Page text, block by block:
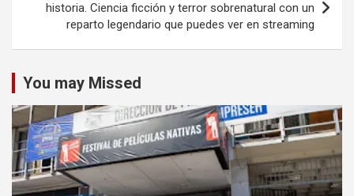
historia. Ciencia ficción y terror sobrenatural con un
reparto legendario que puedes ver en streaming
You may Missed